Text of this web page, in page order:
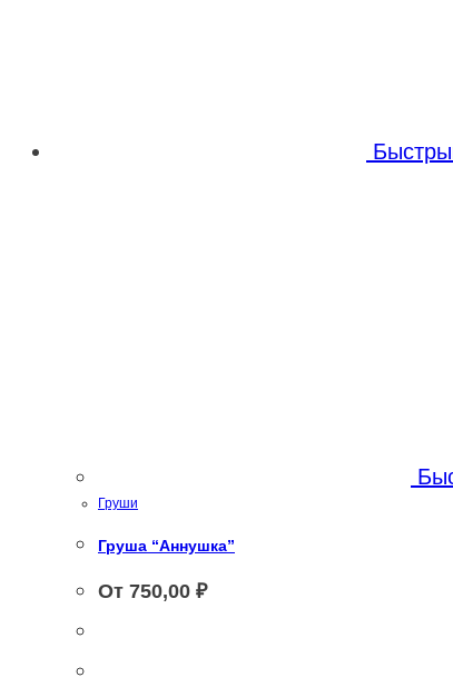
Груши
Груша “Аннушка”
От 750,00 ₽